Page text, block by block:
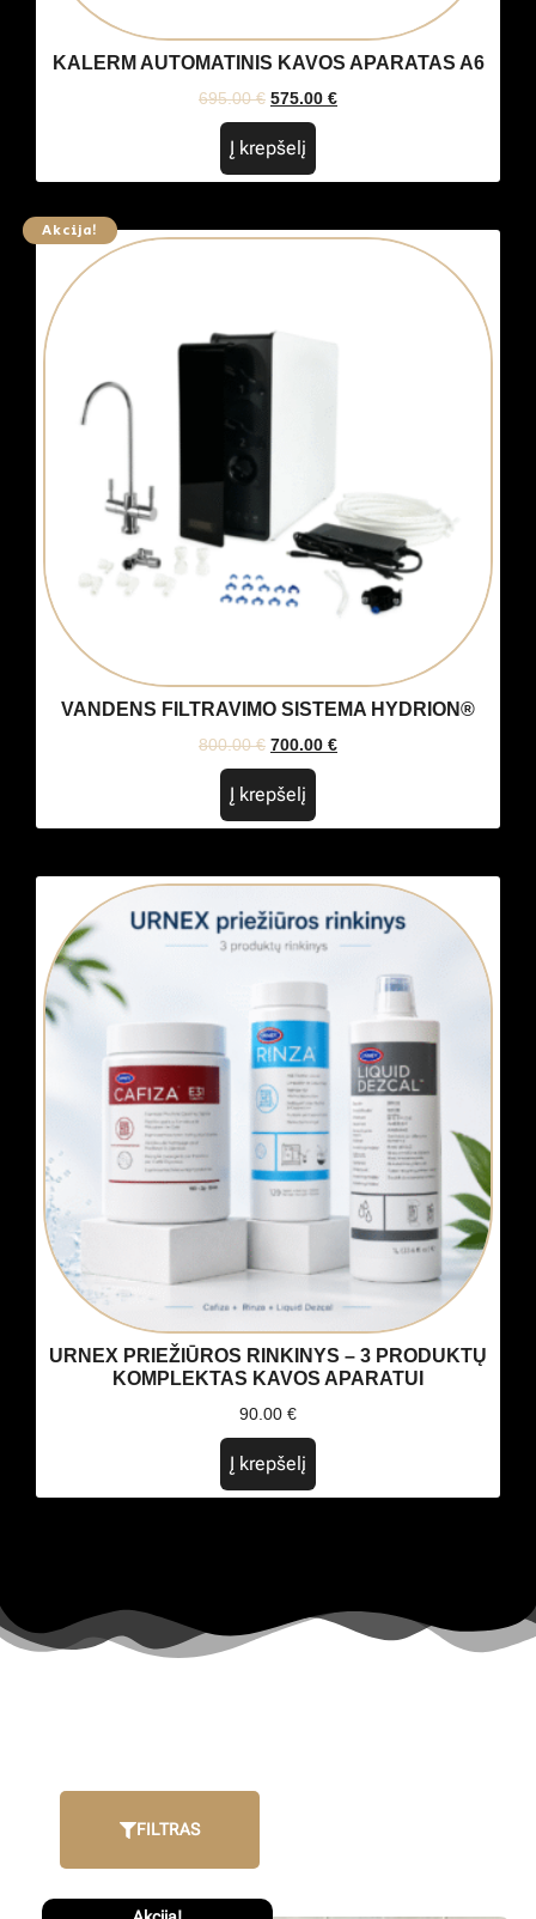
KALERM AUTOMATINIS KAVOS APARATAS A6
695.00€ 575.00 €
Į krepšelį
Akcija!
VANDENS FILTRAVIMO SISTEMA HYDRION®
800.00€ 700.00 €
Į krepšelį
URNEX PRIEŽIŪROS RINKINYS – 3 PRODUKTŲ
KOMPLEKTAS KAVOS APARATUI
90.00 €
Į krepšelį
FILTRAS